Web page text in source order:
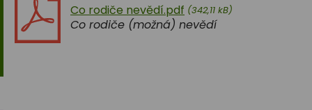
Co rodiče nevědí.pdf (342,11 kB)
Co rodiče (možná) nevědí